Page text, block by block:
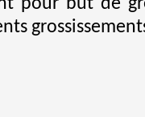
pour but de